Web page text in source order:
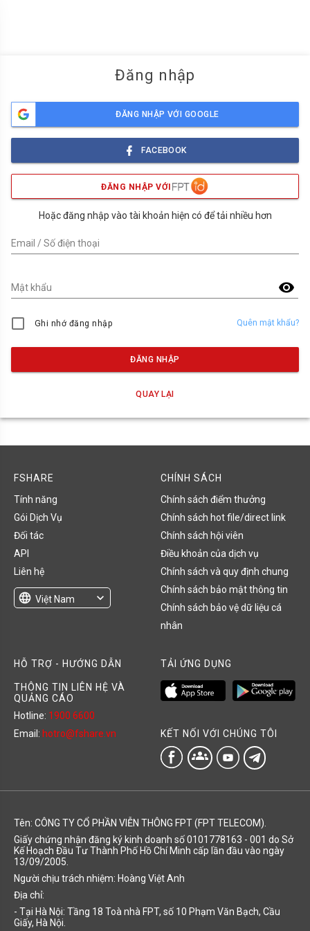
Đăng nhập
ĐĂNG NHẬP VỚI GOOGLE
FACEBOOK
ĐĂNG NHẬP VỚI
Hoặc đăng nhập vào tài khoản hiện có để tải nhiều hơn
Email / Số điện thoại
visibility
Mật khẩu
Ghi nhớ đăng nhập Quên mật khẩu?
ĐĂNG NHẬP
QUAY LẠI
FSHARE
Tính năng
Gói Dịch Vụ
Đối tác
API
Liên hệ
language Việt Nam
expand_more
CHÍNH SÁCH
Chính sách điểm thưởng
Chính sách hot file/direct link
Chính sách hội viên
Điều khoản của dịch vụ
Chính sách và quy định chung
Chính sách bảo mật thông tin
Chính sách bảo vệ dữ liệu cá
nhân
HỖ TRỢ - HƯỚNG DẪN
THÔNG TIN LIÊN HỆ VÀ
QUẢNG CÁO
Hotline: 1900 6600
Email: hotro@fshare.vn
TẢI ỨNG DỤNG
KẾT NỐI VỚI CHÚNG TÔI
groups
Tên: CÔNG TY CỔ PHẦN VIỄN THÔNG FPT (FPT TELECOM).
Giấy chứng nhận đăng ký kinh doanh số 0101778163 - 001 do Sở
Kế Hoạch Đầu Tư Thành Phố Hồ Chí Minh cấp lần đầu vào ngày
13/09/2005.
Người chịu trách nhiệm: Hoàng Việt Anh
Địa chỉ:
- Tại Hà Nội: Tầng 18 Toà nhà FPT, số 10 Phạm Văn Bạch, Cầu
Giấy, Hà Nội.